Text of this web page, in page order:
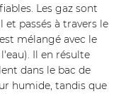
Les gaz sont
passés à travers le
mélangé avec le
Il en résulte
dans le bac de
humide, tandis que